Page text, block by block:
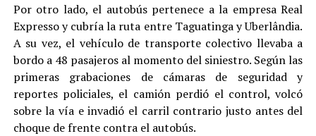
Por otro lado, el autobús pertenece a la empresa Real
Expresso y cubría la ruta entre Taguatinga y Uberlândia.
A su vez, el vehículo de transporte colectivo llevaba a
bordo a 48 pasajeros al momento del siniestro. Según las
primeras grabaciones de cámaras de seguridad y
reportes policiales, el camión perdió el control, volcó
sobre la vía e invadió el carril contrario justo antes del
choque de frente contra el autobús.